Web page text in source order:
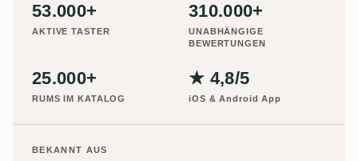
53.000+
AKTIVE TASTER
310.000+
UNABHÄNGIGE
BEWERTUNGEN
25.000+
RUMS IM KATALOG
★ 4,8/5
iOS & Android App
BEKANNT AUS